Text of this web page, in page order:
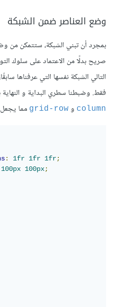
وضع العناصر ضمن الشبكة
بمجرد أن تبني الشبكة، ستتمكن من
صريح بدلًا من الاعتماد على سلوك
التالي الشبكة نفسها التي عرفناها
فقط. وضبطنا سطري البداية و
column و grid-row مما
: 1fr 1fr 1fr;
100px 100px;